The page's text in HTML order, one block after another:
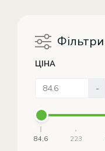
Фільтри
ЦІНА
-
84,6 223